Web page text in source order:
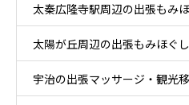
換え後ケア
太秦広隆寺駅周辺の出張もみ
ケア
太陽が丘周辺の出張もみほぐ
宇治の出張マッサージ・観光